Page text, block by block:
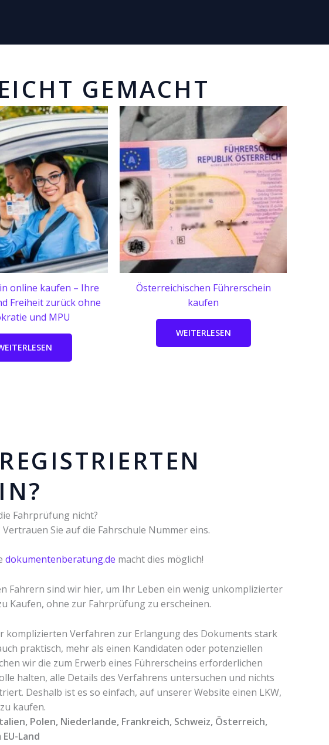
GEMACHT
online kaufen – Ihre
Freiheit zurück ohne
und MPU
Österreichischen Führerschein
kaufen
WEITERLESEN
Fahrprüfung nicht?
Sie auf die Fahrschule Nummer eins.
dokumentenberatung.de macht dies möglich!
Fahrern sind wir hier, um Ihr Leben ein wenig unkomplizierter
Kaufen, ohne zur Fahrprüfung zu erscheinen.
komplizierten Verfahren zur Erlangung des Dokuments stark
praktisch, mehr als einen Kandidaten oder potenziellen
wir die zum Erwerb eines Führerscheins erforderlichen
halten, alle Details des Verfahrens untersuchen und nichts
Deshalb ist es so einfach, auf unserer Website einen LKW,
kaufen.
Polen, Niederlande, Frankreich, Schweiz, Österreich,
Land